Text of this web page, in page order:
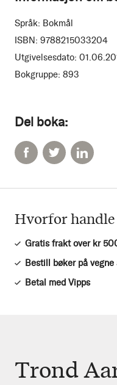
Del boka:
Språk: Bokmål
ISBN: 9788215033204
Utgivelsesdato:
Bokgruppe: 893
Hvorfor handle
Gratis frakt over kr
Bestill bøker på
Betal med Vipps
Trond